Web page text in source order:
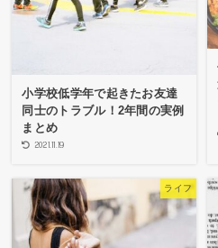
小学校低学年で起きたお友達
同士のトラブル！2年間の実例
まとめ
2021.11.19
ライフ